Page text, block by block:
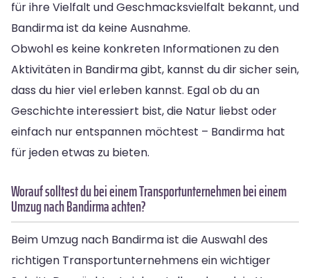
für ihre Vielfalt und Geschmacksvielfalt bekannt, und
Bandirma ist da keine Ausnahme.
Obwohl es keine konkreten Informationen zu den
Aktivitäten in Bandirma gibt, kannst du dir sicher sein,
dass du hier viel erleben kannst. Egal ob du an
Geschichte interessiert bist, die Natur liebst oder
einfach nur entspannen möchtest – Bandirma hat
für jeden etwas zu bieten.
Worauf solltest du bei einem Transportunternehmen bei einem
Umzug nach Bandirma achten?
Beim Umzug nach Bandirma ist die Auswahl des
richtigen Transportunternehmens ein wichtiger